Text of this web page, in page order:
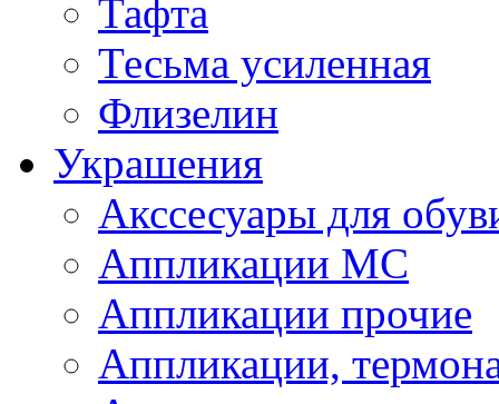
Тафта
Тесьма усиленная
Флизелин
Украшения
Акссесуары для
Аппликации МС
Аппликации прочие
Аппликации,